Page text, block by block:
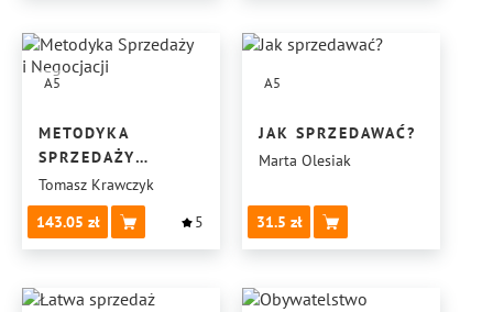
A5
METODYKA
SPRZEDAŻY
I NEGOCJACJI
Tomasz Krawczyk
143.05
5
A5
JAK SPRZEDAWAĆ?
Marta Olesiak
31.5